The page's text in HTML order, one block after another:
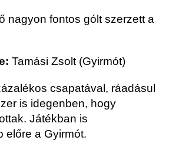
nagyon fontos gólt szerzett a
Tamási Zsolt (Gyirmót)
csapatával, ráadásul
is idegenben, hogy
Játékban is
előre a Gyirmót.